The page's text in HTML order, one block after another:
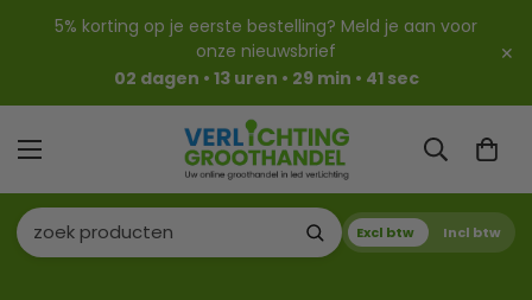
5% korting op je eerste bestelling? Meld je aan voor
onze nieuwsbrief
02 dagen • 13 uren • 29 min • 40 sec
✕
Excl btw Incl btw